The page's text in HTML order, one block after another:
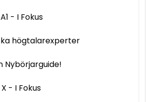
- I Fokus
högtalarexperter
Nybörjarguide!
- I Fokus